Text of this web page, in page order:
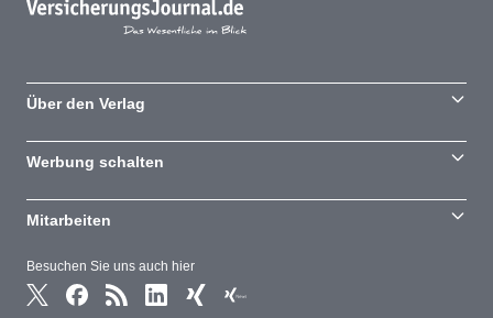
Besuchen Sie uns auch hier
Über den Verlag
Werbung schalten
Mitarbeiten